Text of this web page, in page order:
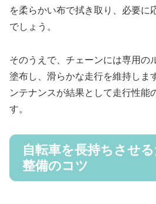
を柔らかい布で拭き取り、必要に
でしょう。
そのうえで、チェーンには専用の
塗布し、滑らかな走行を維持しま
ンテナンスが結果として走行性能
す。
自転車を長持ちさせ
整備のコツ